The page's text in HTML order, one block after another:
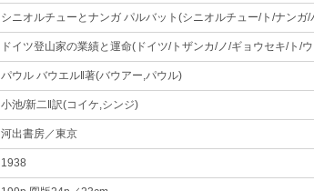
シニオルチューとナンガ パルバット(シニオルチュー/ト/ナンガ/
ドイツ登山家の業績と運命(ドイツ/トザンカ/ノ/ギョウセキ/ト/
パウル バウエル‖著(バウアー,パウル)
小池/新二‖訳(コイケ,シンジ)
河出書房／東京
1938